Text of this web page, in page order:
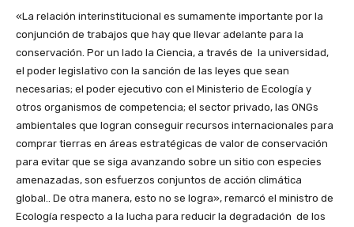
«La relación interinstitucional es sumamente importante por la
conjunción de trabajos que hay que llevar adelante para la
conservación. Por un lado la Ciencia, a través de la universidad,
el poder legislativo con la sanción de las leyes que sean
necesarias; el poder ejecutivo con el Ministerio de Ecología y
otros organismos de competencia; el sector privado, las ONGs
ambientales que logran conseguir recursos internacionales para
comprar tierras en áreas estratégicas de valor de conservación
para evitar que se siga avanzando sobre un sitio con especies
amenazadas, son esfuerzos conjuntos de acción climática
global.. De otra manera, esto no se logra», remarcó el ministro de
Ecología respecto a la lucha para reducir la degradación de los